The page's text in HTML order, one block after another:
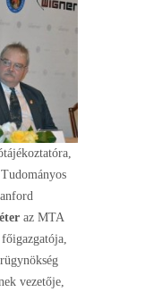
az MTA
vezetője,